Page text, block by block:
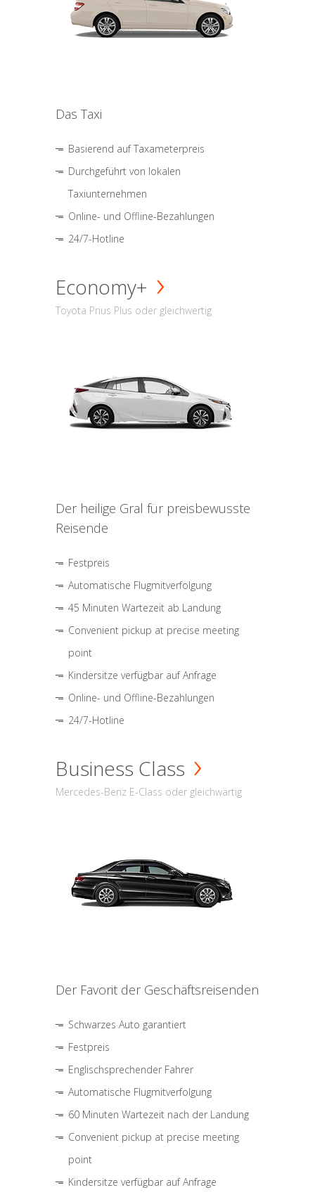
Das Taxi
Basierend auf Taxameterpreis
Durchgeführt von lokalen
Taxiunternehmen
Online- und Offline-Bezahlungen
24/7-Hotline
Economy+
Toyota Prius Plus oder gleichwertig
Der heilige Gral für preisbewusste
Reisende
Festpreis
Automatische Flugmitverfolgung
45 Minuten Wartezeit ab Landung
Convenient pickup at precise meeting
point
Kindersitze verfügbar auf Anfrage
Online- und Offline-Bezahlungen
24/7-Hotline
Business Class
Mercedes-Benz E-Class oder gleichwärtig
Der Favorit der Geschäftsreisenden
Schwarzes Auto garantiert
Festpreis
Englischsprechender Fahrer
Automatische Flugmitverfolgung
60 Minuten Wartezeit nach der Landung
Convenient pickup at precise meeting
point
Kindersitze verfügbar auf Anfrage